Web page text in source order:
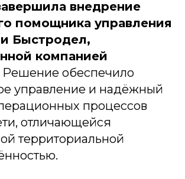
внедрение
помощника управления
Быстродел,
компанией
Решение обеспечило
управление и надёжный
процессов
отличающейся
территориальной